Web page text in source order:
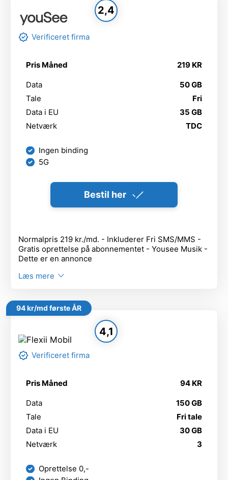
2,4
Verificeret firma
Pris Måned 219 KR
Data
50 GB
Tale
Fri
Data i EU
35 GB
Netværk
TDC
Ingen binding
5G
Bestil her
Normalpris 219 kr./md. - Inkluderer Fri SMS/MMS -
Gratis oprettelse på abonnementet - Yousee Musik -
Dette er en annonce
Læs mere
94 kr/md første ÅR
4,1
Verificeret firma
Pris Måned 94 KR
Data
150 GB
Tale
Fri tale
Data i EU
30 GB
Netværk
3
Oprettelse 0,-